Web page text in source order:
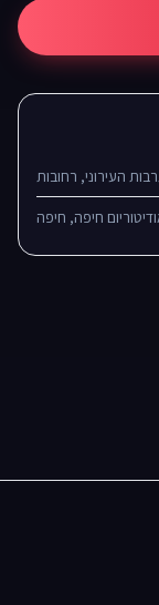
העירוני, רחובות
חיפה, חיפה